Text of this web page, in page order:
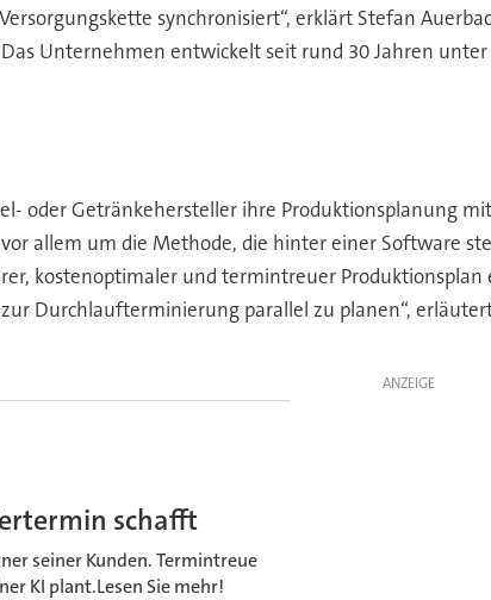
synchronisiert“, erklärt Stefan
Unternehmen entwickelt seit rund 30 Jahren
oder Getränkehersteller ihre Produktionsplanung
allem um die Methode, die hinter einer Software
kostenoptimaler und termintreuer
Durchlaufterminierung parallel zu planen“,
ANZEIGE
schafft
seiner Kunden. Termintreue
KI plant.Lesen Sie mehr!